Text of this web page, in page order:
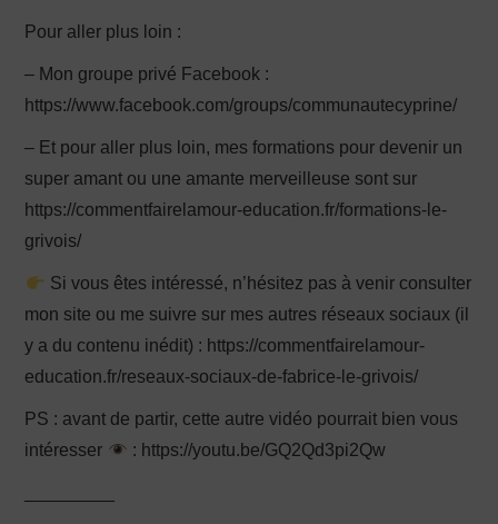
Pour aller plus loin :
– Mon groupe privé Facebook :
https://www.facebook.com/groups/communautecyprine/
– Et pour aller plus loin, mes formations pour devenir un
super amant ou une amante merveilleuse sont sur
https://commentfairelamour-education.fr/formations-le-
grivois/
Si vous êtes intéressé, n’hésitez pas à venir consulter
mon site ou me suivre sur mes autres réseaux sociaux (il
y a du contenu inédit) : https://commentfairelamour-
education.fr/reseaux-sociaux-de-fabrice-le-grivois/
PS : avant de partir, cette autre vidéo pourrait bien vous
intéresser
: https://youtu.be/GQ2Qd3pi2Qw